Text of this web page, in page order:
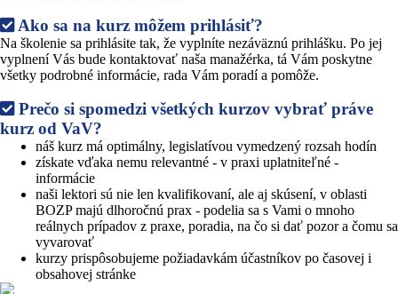
Ako sa na kurz môžem prihlásiť?
Na školenie sa prihlásite tak, že vyplníte nezáväznú prihlášku. Po jej
vyplnení Vás bude kontaktovať naša manažérka, tá Vám poskytne
všetky podrobné informácie, rada Vám poradí a pomôže.
Prečo si spomedzi všetkých kurzov vybrať práve
kurz od VaV?
náš kurz má optimálny, legislatívou vymedzený rozsah hodín
získate vďaka nemu relevantné - v praxi uplatniteľné -
informácie
naši lektori sú nie len kvalifikovaní, ale aj skúsení, v oblasti
BOZP majú dlhoročnú prax - podelia sa s Vami o mnoho
reálnych prípadov z praxe, poradia, na čo si dať pozor a čomu sa
vyvarovať
kurzy prispôsobujeme požiadavkám účastníkov po časovej i
obsahovej stránke